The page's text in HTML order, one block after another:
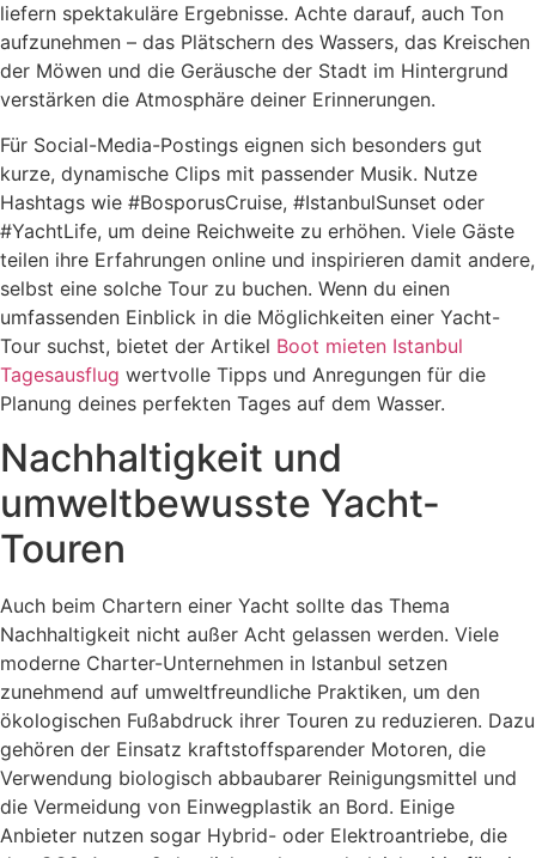
liefern spektakuläre Ergebnisse. Achte darauf, auch Ton
aufzunehmen – das Plätschern des Wassers, das Kreischen
der Möwen und die Geräusche der Stadt im Hintergrund
verstärken die Atmosphäre deiner Erinnerungen.
Für Social-Media-Postings eignen sich besonders gut
kurze, dynamische Clips mit passender Musik. Nutze
Hashtags wie #BosporusCruise, #IstanbulSunset oder
#YachtLife, um deine Reichweite zu erhöhen. Viele Gäste
teilen ihre Erfahrungen online und inspirieren damit andere,
selbst eine solche Tour zu buchen. Wenn du einen
umfassenden Einblick in die Möglichkeiten einer Yacht-
Tour suchst, bietet der Artikel Boot mieten Istanbul
Tagesausflug wertvolle Tipps und Anregungen für die
Planung deines perfekten Tages auf dem Wasser.
Nachhaltigkeit und
umweltbewusste Yacht-
Touren
Auch beim Chartern einer Yacht sollte das Thema
Nachhaltigkeit nicht außer Acht gelassen werden. Viele
moderne Charter-Unternehmen in Istanbul setzen
zunehmend auf umweltfreundliche Praktiken, um den
ökologischen Fußabdruck ihrer Touren zu reduzieren. Dazu
gehören der Einsatz kraftstoffsparender Motoren, die
Verwendung biologisch abbaubarer Reinigungsmittel und
die Vermeidung von Einwegplastik an Bord. Einige
Anbieter nutzen sogar Hybrid- oder Elektroantriebe, die